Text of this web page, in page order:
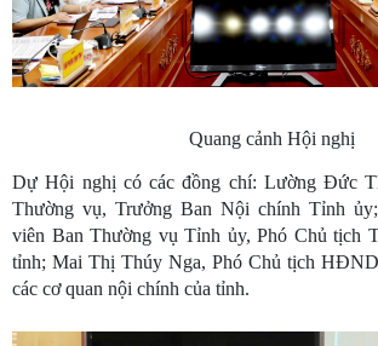
Quang cảnh Hội nghị
Dự Hội nghị có các đồng chí: Lường Đức
Thường vụ, Trưởng Ban Nội chính Tỉnh
viên Ban Thường vụ Tỉnh ủy, Phó Chủ tịch
tỉnh; Mai Thị Thúy Nga, Phó Chủ tịch
các cơ quan nội chính của tỉnh.